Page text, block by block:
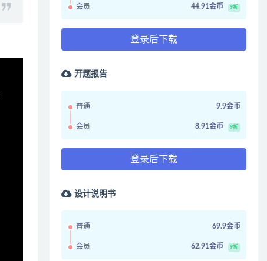
会员 44.91金币 9折
登录后下载
开题报告
普通 9.9金币
会员 8.91金币 9折
登录后下载
设计说明书
普通 69.9金币
会员 62.91金币 9折